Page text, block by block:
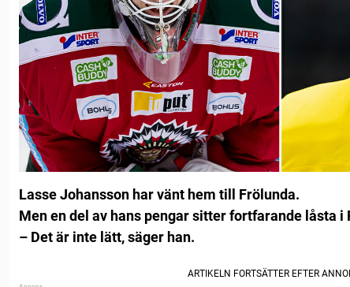
Lasse Johansson har vänt hem till Frölunda.
Men en del av hans pengar sitter fortfarande låsta i
– Det är inte lätt, säger han.